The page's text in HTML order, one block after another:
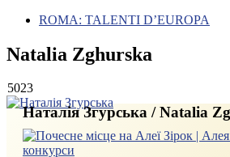
ROMA: TALENTI D’EUROPA
Natalia Zghurska
5023
Наталія Згурська / Natalia